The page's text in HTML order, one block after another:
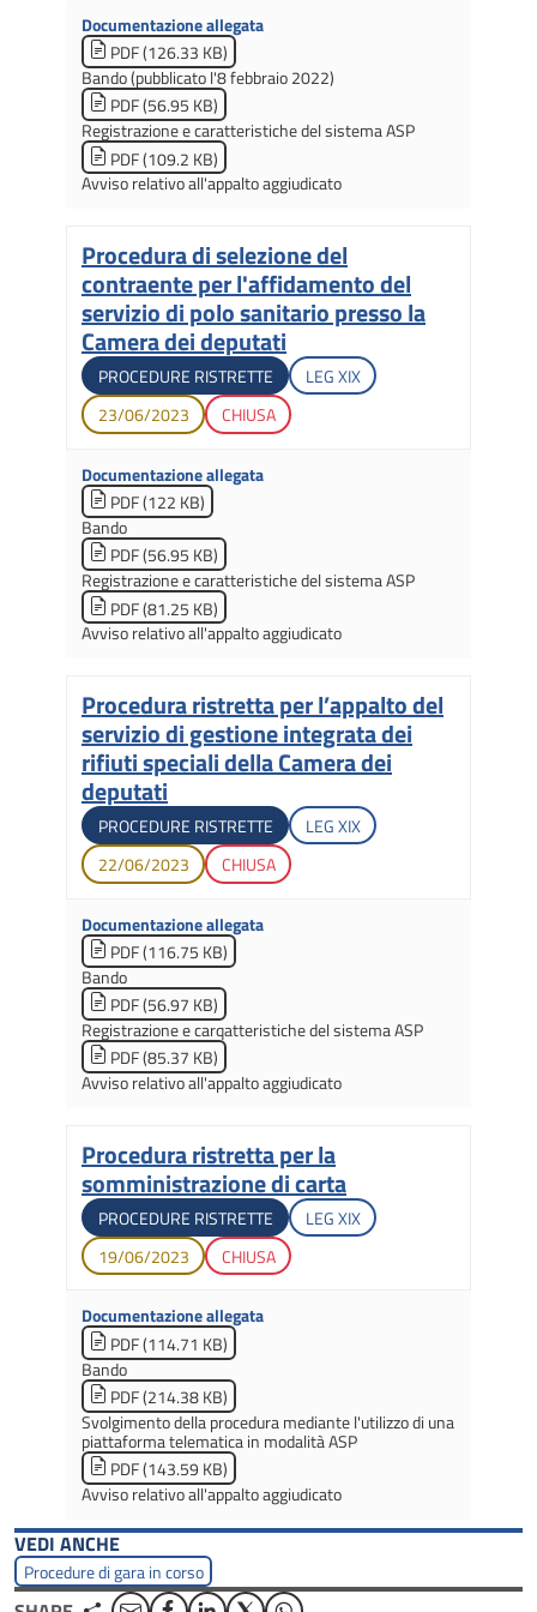
Documentazione allegata
PDF (126.33 KB)
Bando (pubblicato l'8 febbraio 2022)
PDF (56.95 KB)
Registrazione e caratteristiche del sistema ASP
PDF (109.2 KB)
Avviso relativo all'appalto aggiudicato
Titolo
Procedura di selezione del
contraente per l'affidamento del
servizio di polo sanitario presso la
Camera dei deputati
Tipologia di gara
PROCEDURE RISTRETTE Legislatura di apertura
LEGXIX
Data di apertura
23/06/2023 Stato gara
CHIUSA
Documentazione allegata
PDF (122 KB)
Bando
PDF (56.95 KB)
Registrazione e caratteristiche del sistema ASP
PDF (81.25 KB)
Avviso relativo all'appalto aggiudicato
Titolo
Procedura ristretta per l’appalto del
servizio di gestione integrata dei
rifiuti speciali della Camera dei
deputati
Tipologia di gara
PROCEDURE RISTRETTE Legislatura di apertura
LEGXIX
Data di apertura
22/06/2023 Stato gara
CHIUSA
Documentazione allegata
PDF (116.75 KB)
Bando
PDF (56.97 KB)
Registrazione e carqatteristiche del sistema ASP
PDF (85.37 KB)
Avviso relativo all'appalto aggiudicato
Titolo
Procedura ristretta per la
somministrazione di carta
Tipologia di gara
PROCEDURE RISTRETTE Legislatura di apertura
LEGXIX
Data di apertura
19/06/2023 Stato gara
CHIUSA
Documentazione allegata
PDF (114.71 KB)
Bando
PDF (214.38 KB)
Svolgimento della procedura mediante l'utilizzo di una
piattaforma telematica in modalità ASP
PDF (143.59 KB)
Avviso relativo all'appalto aggiudicato
VEDI ANCHE
Procedure di gara in corso
EmailFacebookLinkedinTwitterWhatsApp